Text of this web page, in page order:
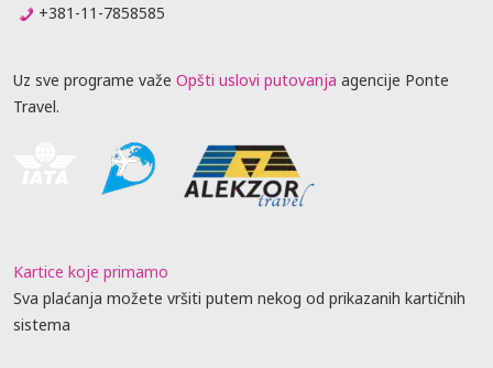
+381-11-7858585
Uz sve programe važe Opšti uslovi putovanja agencije Ponte
Travel.
Kartice koje primamo
Sva plaćanja možete vršiti putem nekog od prikazanih kartičnih
sistema